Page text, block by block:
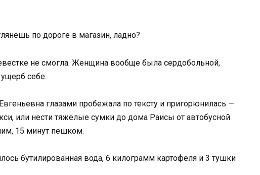
по дороге в магазин, ладно?
не смогла. Женщина вообще была сердобольной,
себе.
глазами пробежала по тексту и пригорюнилась —
или нести тяжёлые сумки до дома Раисы от автобусной
15 минут пешком.
бутилированная вода, 6 килограмм картофеля и 3 тушки